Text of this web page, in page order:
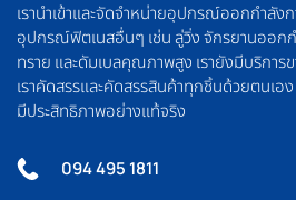
เรานำเข้าและจัดจำหน่ายอุปกรณ์ออกกำลั
อุปกรณ์ฟิตเนสอื่นๆ เช่น ลู่วิ่ง จักรยานออก
ทราย และดัมเบลคุณภาพสูง เรายังมีบริการ
เราคัดสรรและคัดสรรสินค้าทุกชิ้นด้วยตนเอ
มีประสิทธิภาพอย่างแท้จริง
094 495 1811